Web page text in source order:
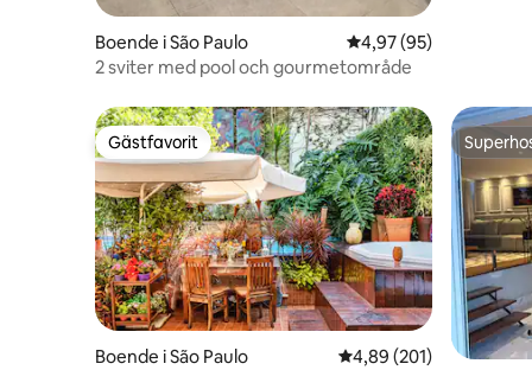
Boende i São Paulo 4,97 av 5 i
4,97 (95)
2 sviter med pool och gourmetområde
Gästfavorit
Gästfavorit
Boende i São Paulo 4,89 av 5 i
4,89 (201)